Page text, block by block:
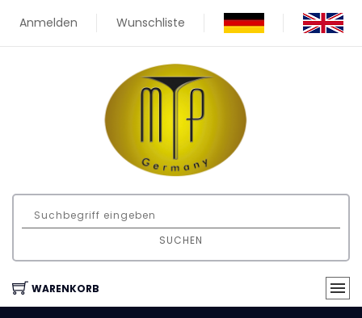
Anmelden Wunschliste
SUCHEN
WARENKORB